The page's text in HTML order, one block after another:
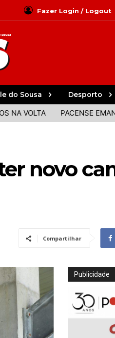
Fazer Login / Logout
do Sousa Desporto
PACENSE EMANUEL
novo
Compartilhar
Publicidade